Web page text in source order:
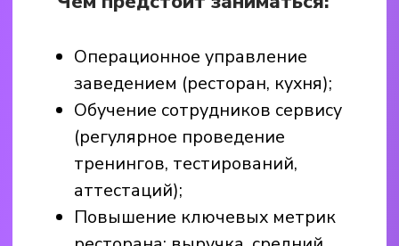
Открытие/закрытие смены
Встреча гостей, информирование
об условиях пребывания в Парке.
Работа на кассе (Iiko), выдача
браслетов.
Кассир-хостес